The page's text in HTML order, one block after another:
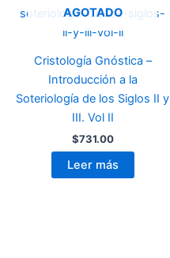
AGOTADO
Cristología Gnóstica –
Introducción a la
Soteriología de los Siglos II y
III. Vol II
$731.00
Leer más